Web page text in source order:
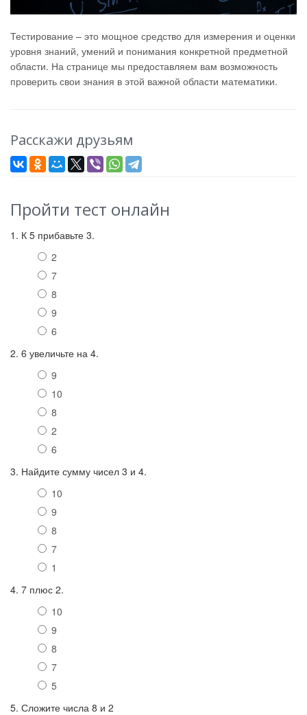
Тестирование – это мощное средство для измерения и оценки
уровня знаний, умений и понимания конкретной предметной
области. На странице мы предоставляем вам возможность
проверить свои знания в этой важной области математики.
Расскажи друзьям
Пройти тест онлайн
1. К 5 прибавьте 3.
2
7
8
9
6
2. 6 увеличьте на 4.
9
10
8
2
6
3. Найдите сумму чисел 3 и 4.
10
9
8
7
1
4. 7 плюс 2.
10
9
8
7
5
5. Сложите числа 8 и 2